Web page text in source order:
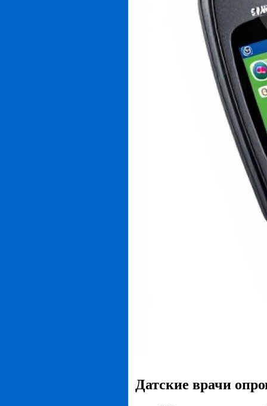
Датские врачи